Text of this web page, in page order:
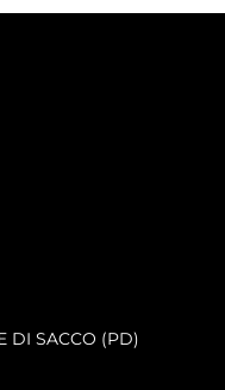
DI SACCO (PD)